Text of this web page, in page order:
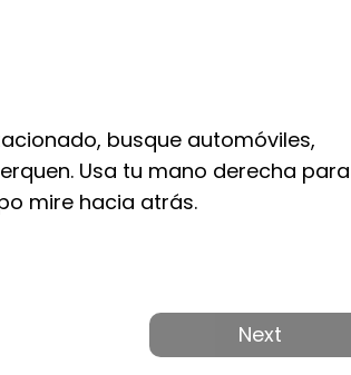
busque automóviles,
Usa tu mano derecha
mire hacia atrás.